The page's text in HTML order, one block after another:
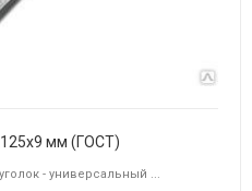
мм (ГОСТ)
- универсальный ...